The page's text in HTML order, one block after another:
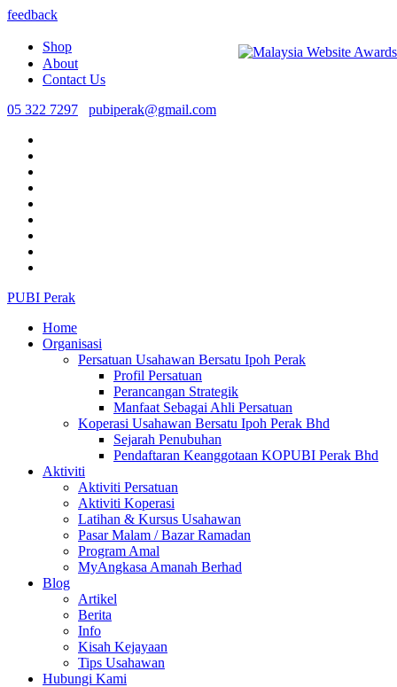
feedback
Shop
About
Contact Us
05 322 7297
pubiperak@gmail.com
PUBI Perak
Home
Organisasi
Persatuan Usahawan Bersatu Ipoh Perak
Profil Persatuan
Perancangan Strategik
Manfaat Sebagai Ahli Persatuan
Koperasi Usahawan Bersatu Ipoh Perak Bhd
Sejarah Penubuhan
Pendaftaran Keanggotaan KOPUBI Perak Bhd
Aktiviti
Aktiviti Persatuan
Aktiviti Koperasi
Latihan & Kursus Usahawan
Pasar Malam / Bazar Ramadan
Program Amal
MyAngkasa Amanah Berhad
Blog
Artikel
Berita
Info
Kisah Kejayaan
Tips Usahawan
Hubungi Kami